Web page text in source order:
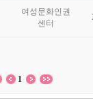
여성문화인권
센터
1